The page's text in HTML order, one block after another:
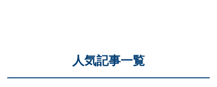
人気記事一覧